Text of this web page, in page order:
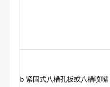
b 紧固式八槽孔板或八槽喷嘴